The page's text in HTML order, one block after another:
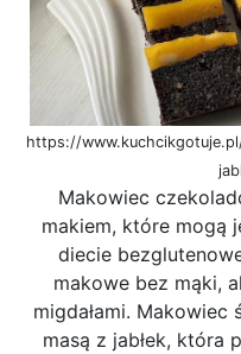
https://
Makowiec
makiem, które mogą
diecie
makowe bez mąki,
migdałami.
masą z jabłek, która